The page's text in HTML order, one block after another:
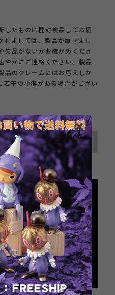
したものは開封検品してお届
れましては、製品が届きまし
欠品がないかお確かめくださ
やかにご連絡ください。製品
品のクレームにはお応えしか
若干の小傷がある場合がござい
available
out
まいの方向け